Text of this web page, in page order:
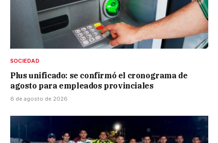
SOCIEDAD
Plus unificado: se confirmó el cronograma de
agosto para empleados provinciales
6 de agosto de 2026